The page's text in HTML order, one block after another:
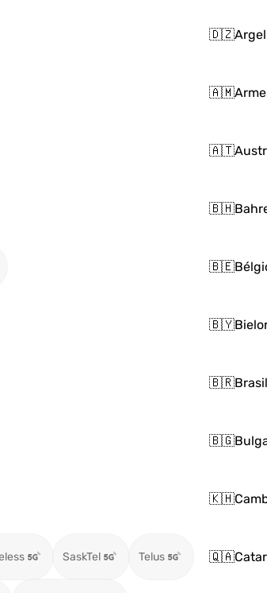
🇩🇿
🇦🇲
🇦🇹
🇧🇭
🇧🇪
🇧🇾
🇧🇷Brasil
🇧🇬
🇰🇭
SaskTel Telus 🇶🇦Catar